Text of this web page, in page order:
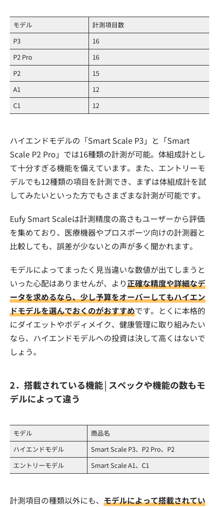
モデル
計測項目数
P3
16
P2 Pro
16
P2
15
A1
12
C1
12
ハイエンドモデルの「Smart Scale P3」と「Smart
Scale P2 Pro」では16種類の計測が可能。体組成計とし
て十分すぎる機能を備えています。また、エントリーモ
デルでも12種類の項目を計測でき、まずは体組成計を試
してみたいといった方でもさまざまな計測が可能です。
Eufy Smart Scaleは計測精度の高さもユーザーから評価
を集めており、医療機器やプロスポーツ向けの計測器と
比較しても、誤差が少ないとの声が多く聞かれます。
モデルによってまったく見当違いな数値が出てしまうと
いった心配はありませんが、より正確な精度や詳細なデ
ータを求めるなら、少し予算をオーバーしてもハイエン
ドモデルを選んでおくのがおすすめです。とくに本格的
にダイエットやボディメイク、健康管理に取り組みたい
なら、ハイエンドモデルへの投資は決して高くはないで
しょう。
2．搭載されている機能│スペックや機能の数もモ
デルによって違う
モデル
商品名
ハイエンドモデル
Smart Scale P3、P2 Pro、P2
エントリーモデル
Smart Scale A1、C1
計測項目の種類以外にも、 モデルによって搭載されてい